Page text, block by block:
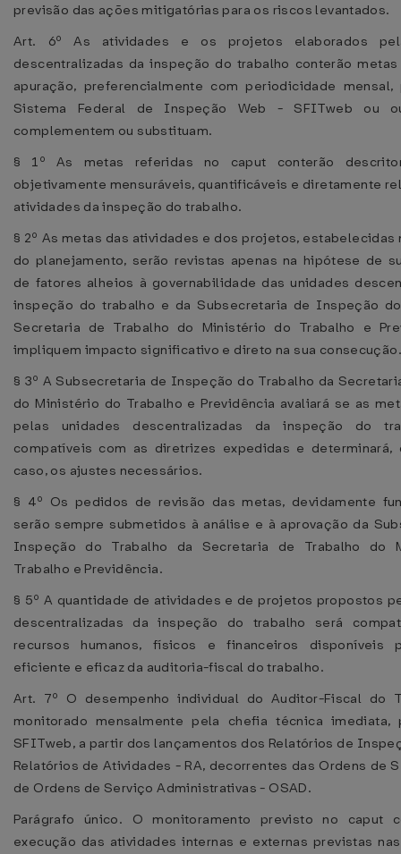
previsão das ações mitigatórias para os riscos levantados.
Art. 6º As atividades e os projetos elaborados
descentralizadas da inspeção do trabalho conterão
apuração, preferencialmente com periodicidade
Sistema Federal de Inspeção Web - SFITweb ou
complementem ou substituam.
§ 1º As metas referidas no caput conterão
objetivamente mensuráveis, quantificáveis e diretamente
atividades da inspeção do trabalho.
§ 2º As metas das atividades e dos projetos, estabelecidas
do planejamento, serão revistas apenas na hipótese de
de fatores alheios à governabilidade das unidades
inspeção do trabalho e da Subsecretaria de Inspeção
Secretaria de Trabalho do Ministério do Trabalho e
impliquem impacto significativo e direto na sua
§ 3º A Subsecretaria de Inspeção do Trabalho da
do Ministério do Trabalho e Previdência avaliará se as
pelas unidades descentralizadas da inspeção do
compatíveis com as diretrizes expedidas e determinará,
caso, os ajustes necessários.
§ 4º Os pedidos de revisão das metas, devidamente
serão sempre submetidos à análise e à aprovação da
Inspeção do Trabalho da Secretaria de Trabalho do
Trabalho e Previdência.
§ 5º A quantidade de atividades e de projetos propostos
descentralizadas da inspeção do trabalho será
recursos humanos, físicos e financeiros disponíveis
eficiente e eficaz da auditoria-fiscal do trabalho.
Art. 7º O desempenho individual do Auditor-Fiscal do
monitorado mensalmente pela chefia técnica
SFITweb, a partir dos lançamentos dos Relatórios de
Relatórios de Atividades - RA, decorrentes das Ordens de
de Ordens de Serviço Administrativas - OSAD.
Parágrafo único. O monitoramento previsto no caput
execução das atividades internas e externas previstas